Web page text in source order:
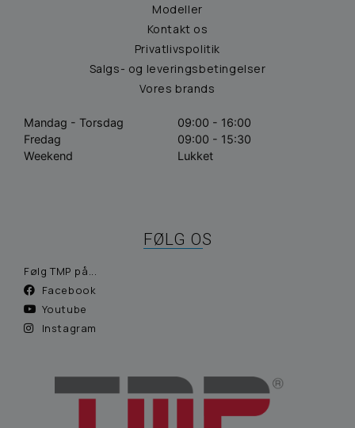
Modeller
Kontakt os
Privatlivspolitik
Salgs- og leveringsbetingelser
Vores brands
Mandag - Torsdag
09:00 - 16:00
Fredag
09:00 - 15:30
Weekend
Lukket
FØLG OS
Følg TMP på...
Facebook
Youtube
Instagram